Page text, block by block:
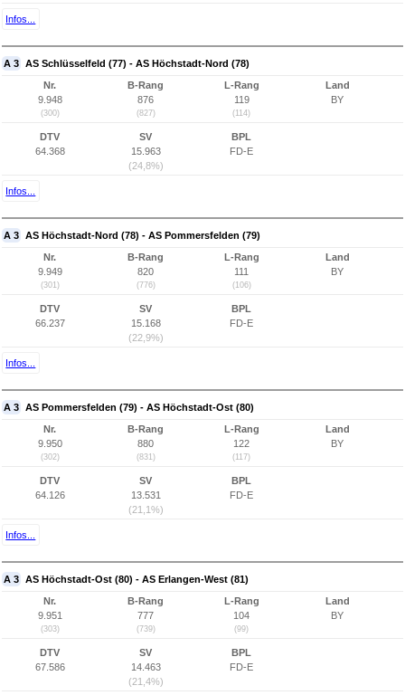
Infos...
A 3 AS Schlüsselfeld (77) - AS Höchstadt-Nord (78)
Nr.
9.948
(300)
B-Rang
876
(827)
L-Rang
119
(114)
Land
BY
DTV
64.368
SV
15.963
(24,8%)
BPL
FD-E
Infos...
A 3 AS Höchstadt-Nord (78) - AS Pommersfelden (79)
Nr.
9.949
(301)
B-Rang
820
(776)
L-Rang
111
(106)
Land
BY
DTV
66.237
SV
15.168
(22,9%)
BPL
FD-E
Infos...
A 3 AS Pommersfelden (79) - AS Höchstadt-Ost (80)
Nr.
9.950
(302)
B-Rang
880
(831)
L-Rang
122
(117)
Land
BY
DTV
64.126
SV
13.531
(21,1%)
BPL
FD-E
Infos...
A 3 AS Höchstadt-Ost (80) - AS Erlangen-West (81)
Nr.
9.951
(303)
B-Rang
777
(739)
L-Rang
104
(99)
Land
BY
DTV
67.586
SV
14.463
(21,4%)
BPL
FD-E